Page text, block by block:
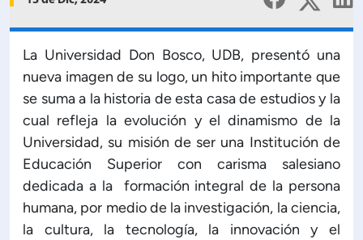
Capacitación Institucional
Estructura organizativa
Rector
Académica
Publicaciones
La Universidad Don Bosco, UDB, presentó una
nueva imagen de su logo, un hito importante que
se suma a la historia de esta casa de estudios y la
cual refleja la evolución y el dinamismo de la
Universidad, su misión de ser una Institución de
Educación Superior con carisma salesiano
dedicada a la formación integral de la persona
humana, por medio de la investigación, la ciencia,
la cultura, la tecnología, la innovación y el